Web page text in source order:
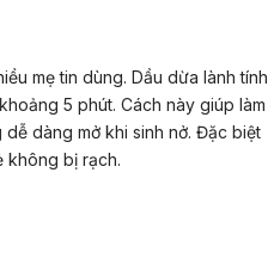
mẹ tin dùng. Dầu dừa lành tính
5 phút. Cách này giúp làm
dàng mở khi sinh nở. Đặc biệt
không bị rạch.